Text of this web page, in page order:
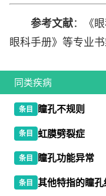
参考文献：《
眼科手册》等专业书
同类疾病
条目 瞳孔不规则
条目 虹膜劈裂症
条目 瞳孔功能异常
条目 其他特指的瞳